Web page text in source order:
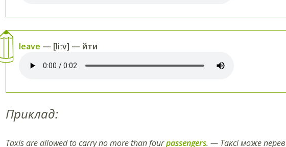
leave — [liːv] — йти
Приклад:
Taxis are allowed to carry no more than fourpassengers. — Таксі може